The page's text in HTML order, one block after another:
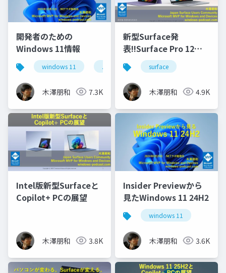
開発者のための
Windows 11情報
windows 11 .netラボ
木澤朋和 7.3K
新型Surface発
表!!Surface Pro 12イ
ンチとSurface Laptop
13インチ
surface
木澤朋和 4.9K
Intel版新型Surfaceと
Copilot+ PCの展望
木澤朋和 3.8K
Insider Previewから
見たWindows 11 24H2
windows 11
木澤朋和 3.6K